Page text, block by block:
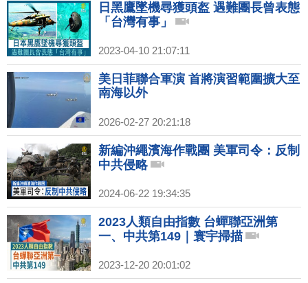
日黑鷹墜機尋獲頭盔 遇難團長曾表態
「台灣有事」
2023-04-10 21:07:11
美日菲聯合軍演 首將演習範圍擴大至
南海以外
2026-02-27 20:21:18
新編沖繩濱海作戰團 美軍司令：反制
中共侵略
2024-06-22 19:34:35
2023人類自由指數 台蟬聯亞洲第
一、中共第149｜寰宇掃描
2023-12-20 20:01:02